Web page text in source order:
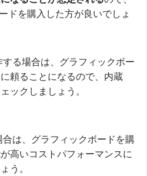
ドを購入した方が良いでしょ
る場合は、グラフィックボー
頼ることになるので、内蔵
ックしましょう。
は、グラフィックボードを購
高いコストパフォーマンスに
う。